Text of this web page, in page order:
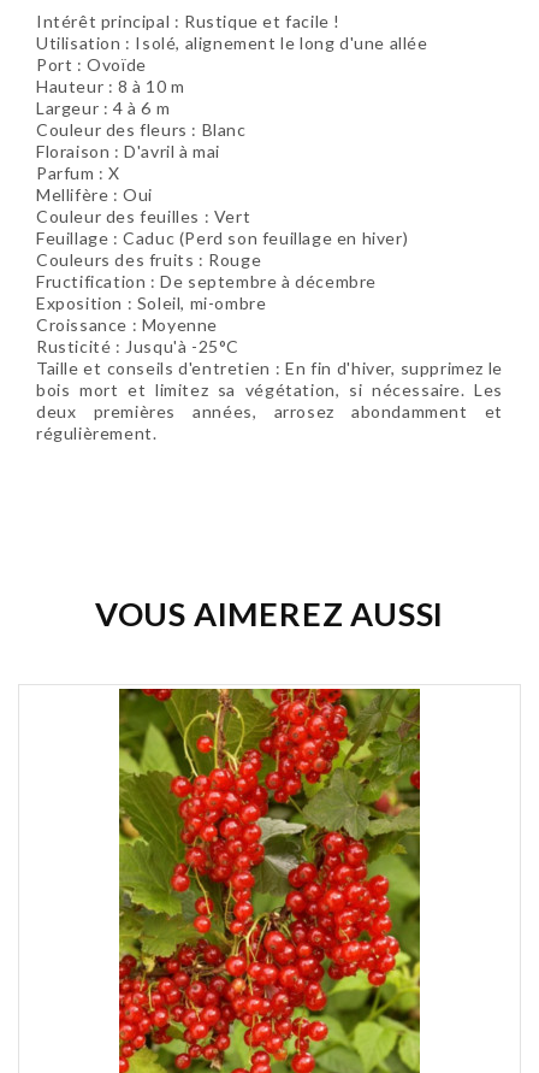
Intérêt principal : Rustique et facile !
Utilisation : Isolé, alignement le long d'une allée
Port : Ovoïde
Hauteur : 8 à 10 m
Largeur : 4 à 6 m
Couleur des fleurs : Blanc
Floraison : D'avril à mai
Parfum : X
Mellifère : Oui
Couleur des feuilles : Vert
Feuillage : Caduc (Perd son feuillage en hiver)
Couleurs des fruits : Rouge
Fructification : De septembre à décembre
Exposition : Soleil, mi-ombre
Croissance : Moyenne
Rusticité : Jusqu'à -25°C
Taille et conseils d'entretien : En fin d'hiver, supprimez le
bois mort et limitez sa végétation, si nécessaire. Les
deux premières années, arrosez abondamment et
régulièrement.
VOUS AIMEREZ AUSSI